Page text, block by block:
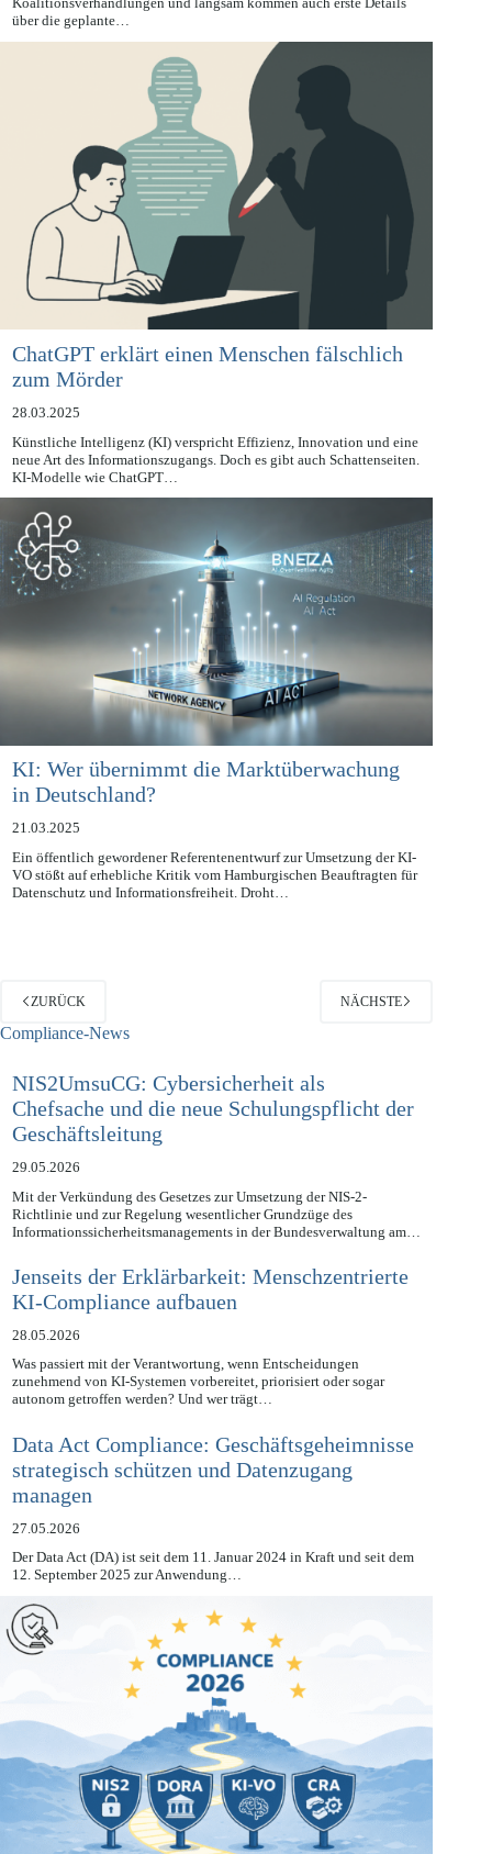
CDU und SPD stecken nach den Wahlen mitten in den
Koalitionsverhandlungen und langsam kommen auch erste Details
über die geplante…
ChatGPT erklärt einen Menschen fälschlich
zum Mörder
28.03.2025
Künstliche Intelligenz (KI) verspricht Effizienz, Innovation und eine
neue Art des Informationszugangs. Doch es gibt auch Schattenseiten.
KI-Modelle wie ChatGPT…
KI: Wer übernimmt die Marktüberwachung
in Deutschland?
21.03.2025
Ein öffentlich gewordener Referentenentwurf zur Umsetzung der KI-
VO stößt auf erhebliche Kritik vom Hamburgischen Beauftragten für
ZURÜCK
NIS2UmsuCG: Cybersicherheit als
Chefsache und die neue Schulungspflicht der
Geschäftsleitung
29.05.2026
Mit der Verkündung des Gesetzes zur Umsetzung der NIS-2-
Richtlinie und zur Regelung wesentlicher Grundzüge des
Jenseits der Erklärbarkeit: Menschzentrierte
KI-Compliance aufbauen
28.05.2026
Was passiert mit der Verantwortung, wenn Entscheidungen
zunehmend von KI-Systemen vorbereitet, priorisiert oder sogar
Data Act Compliance: Geschäftsgeheimnisse
strategisch schützen und Datenzugang
managen
27.05.2026
Der Data Act (DA) ist seit dem 11. Januar 2024 in Kraft und seit dem
12. September 2025 zur Anwendung…